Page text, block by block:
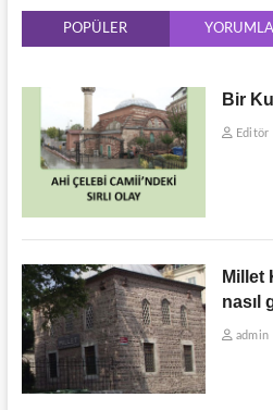
POPÜLER
Bir
Editör
Millet
nasıl
admin